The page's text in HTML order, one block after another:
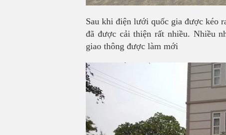
Sau khi điện lưới quốc gia được kéo
đã được cải thiện rất nhiều. Nhiều
giao thông được làm mới